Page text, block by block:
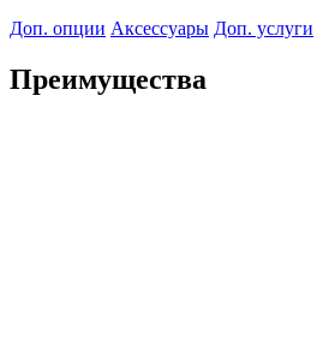
Доп. опции Аксессуары Доп. услуги
Преимущества